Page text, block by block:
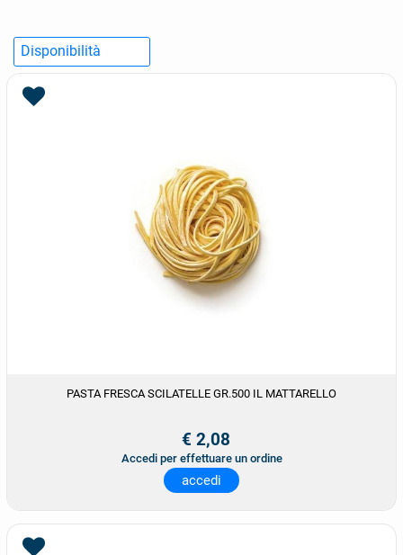
PASTA FRESCA SCILATELLE GR.500 IL MATTARELLO
€ 2,08
Accedi per effettuare un ordine
accedi